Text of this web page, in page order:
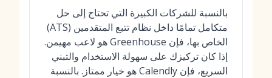
بالنسبة للشركات الكبيرة التي تحتاج إلى حل
متكامل تمامًا داخل نظام تتبع المتقدمين (ATS)
الخاص بها، فإن Greenhouse هو لاعب مهيمن.
إذا كان تركيزك على سهولة الاستخدام والتبني
السريع، فإن Calendly هو خيار ممتاز. بالنسبة